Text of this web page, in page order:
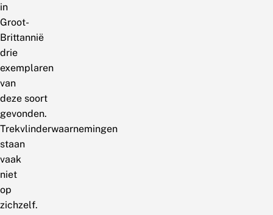
in
Groot-
Brittannië
drie
exemplaren
van
deze soort
gevonden.
Trekvlinderwaarnemingen
staan
vaak
niet
op
zichzelf.